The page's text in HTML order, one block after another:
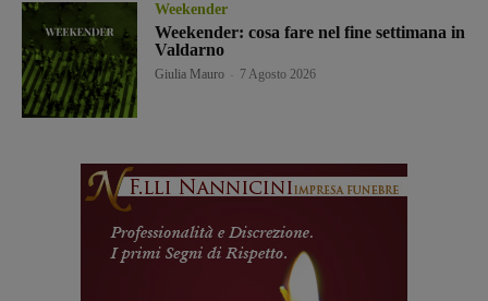
Weekender
Weekender: cosa fare nel fine settimana in
Valdarno
Giulia Mauro 7 Agosto 2026